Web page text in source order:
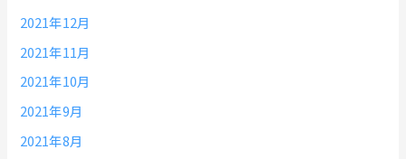
2021年12月
2021年11月
2021年10月
2021年9月
2021年8月